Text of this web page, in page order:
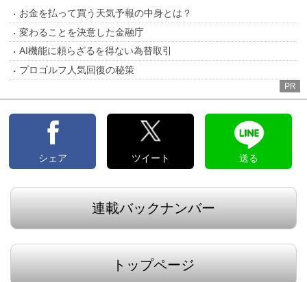
お金を払って買う天気予報の中身とは？
変わることを決意した金融庁
AI機能に頼らざるを得ない為替取引
プロゴルフ人気回復の秘策
PR
シェア ツイート 送る
連載バックナンバー
トップページ